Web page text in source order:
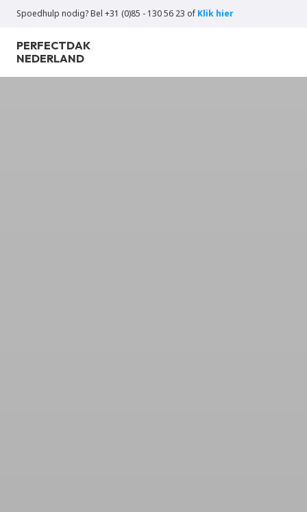
Spoedhulp nodig? Bel +31 (0)85 - 130 56 23 of Klik hier
PERFECTDAK
NEDERLAND